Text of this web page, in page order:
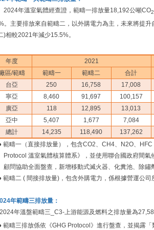
2024年溫室氣體經查證，範疇一排放量18,192公噸CO2
。主要排放來自範疇二，以外購電力為主，未來將提
)相較2021年減少15.5%。
年度 2021
廠區/範疇
範疇一 範疇二 合計
台亞
250 16,758 17,008
寧亞
8,460 91,697 100,157
廣亞
118 12,895 13,013
亞中
5,407 1,677 7,084
總計
14,235 118,490 137,262
範疇一（直接排放量），包含CO2、CH4、N2O、
Protocol 溫室氣體核算體系》，並使用聯合國政府間
顧問協助全面盤查，新增移動式滅火器、化糞池、除鏽
範疇二 ( 間接排放量)，包含外購電力，係根據營運公
年範疇三排放量：
2024年溫盤範疇三_C3-上游能源及燃料之排放量為
範疇三排放係依《GHG Protocol》進行盤查，並揭露